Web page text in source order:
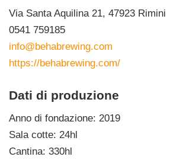
Via Santa Aquilina 21, 47923 Rimini
0541 759185
info@behabrewing.com
https://behabrewing.com/
Dati di produzione
Anno di fondazione: 2019
Sala cotte: 24hl
Cantina: 330hl